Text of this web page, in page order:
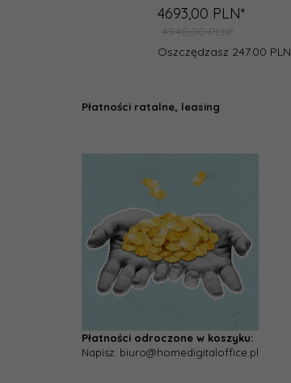
4693,00 PLN*
4940,00 PLN*
Oszczędzasz 247.00 PLN
Płatności ratalne, leasing
Płatności odroczone w koszyku:
Napisz: biuro@homedigitaloffice.pl